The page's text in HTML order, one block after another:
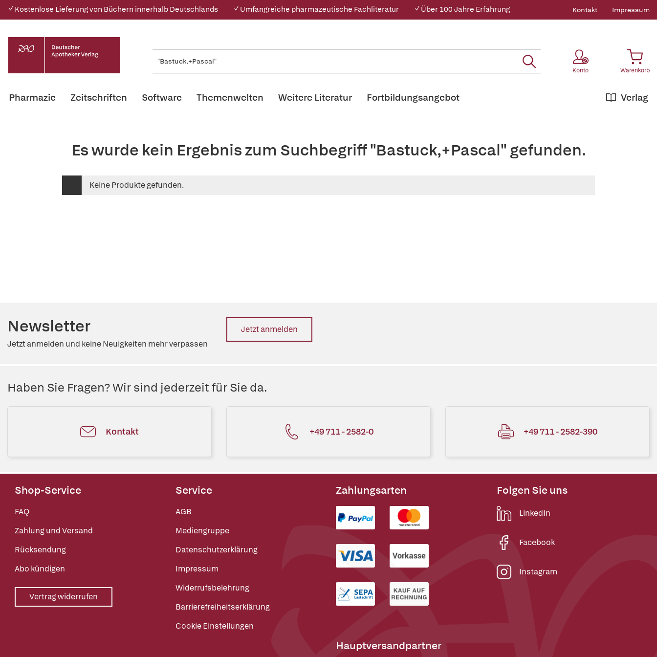
✓ Kostenlose Lieferung von Büchern innerhalb Deutschlands ✓ Umfangreiche pharmazeutische Fachliteratur ✓ Über 100 Jahre Erfahrung Kontakt Impressum
Konto Warenkorb
Pharmazie Zeitschriften Software Themenwelten Weitere Literatur Verlag
Fortbildungsangebot
Es wurde kein Ergebnis zum Suchbegriff "Bastuck,+Pascal" gefunden.
Keine Produkte gefunden.
Newsletter
Jetzt anmelden und keine Neuigkeiten mehr verpassen
Jetzt anmelden
Haben Sie Fragen? Wir sind jederzeit für Sie da.
Kontakt +49 711 - 2582-0 +49 711 - 2582-390
Shop-Service
FAQ
Zahlung und Versand
Rücksendung
Abo kündigen
Vertrag widerrufen
Service
AGB
Mediengruppe
Datenschutzerklärung
Impressum
Widerrufsbelehrung
Barrierefreiheitserklärung
Cookie Einstellungen
Zahlungsarten
Hauptversandpartner
Folgen Sie uns
LinkedIn
Facebook
Instagram